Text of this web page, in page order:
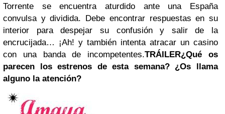
Torrente se encuentra aturdido ante una España
convulsa y dividida. Debe encontrar respuestas en su
interior para despejar su confusión y salir de la
encrucijada… ¡Ah! y también intenta atracar un casino
con una banda de incompetentes.TRÁILER¿Qué os
parecen los estrenos de esta semana? ¿Os llama
alguno la atención?